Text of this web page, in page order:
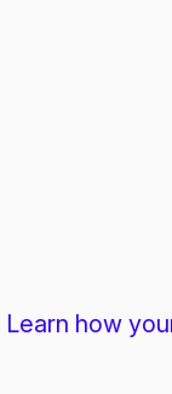
Learn how